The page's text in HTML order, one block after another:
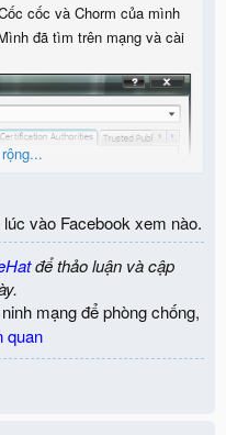
cốc và Chorm của mình
đã tìm trên mạng và cài
vào Facebook xem nào.
để thảo luận và cập
mạng để phòng chống,
quan